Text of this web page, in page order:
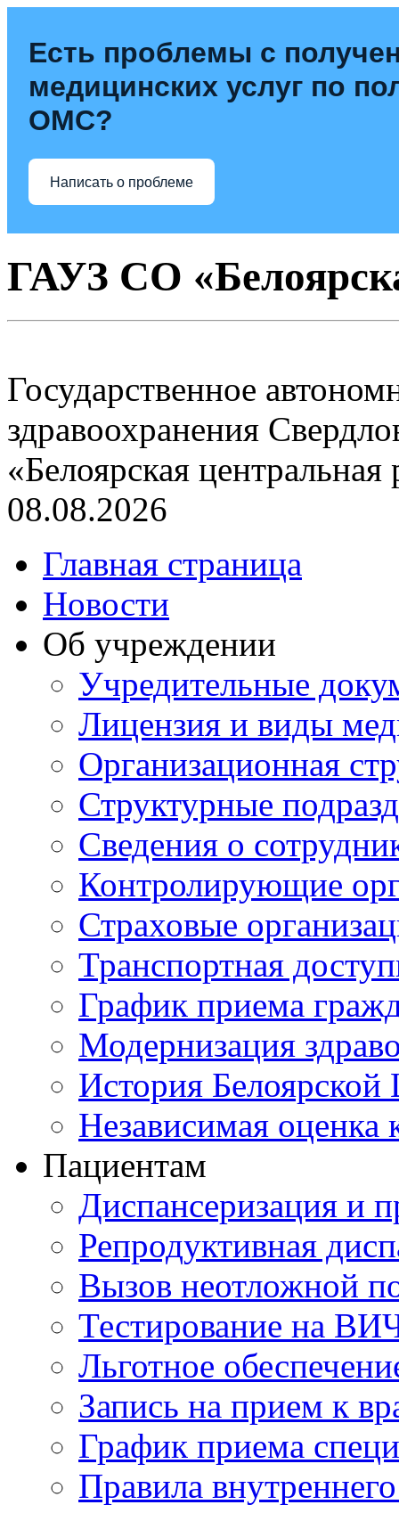
Есть проблемы с
медицинских услуг по
ОМС?
Написать о проблеме
ГАУЗ СО
Государственное
здравоохранения
«Белоярская
08.08.2026
Главная страница
Новости
Об учреждении
Учредительные
Лицензия и виды
Организационная
Структурные
Сведения о
Контролирующие
Страховые
Транспортная
График приема
Модернизация
История
Независимая оценка
Пациентам
Диспансеризация и
Репродуктивная
Вызов неотложной
Тестирование на
Льготное
Запись на прием к
График приема
Правила